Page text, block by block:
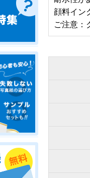
顔料イン
ご注意：